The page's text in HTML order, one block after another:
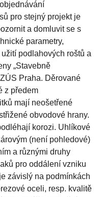
pro stejný projekt je
a domluvit se s
parametry,
podlahových roštů a
„Stavebně
Praha. Děrované
z předem
mají neošetřené
obvodové hrany.
korozi. Uhlíkové
(není pohledové)
a různými druhy
pro oddálení vzniku
závislý na podmínkách
oceli, resp. kvalitě